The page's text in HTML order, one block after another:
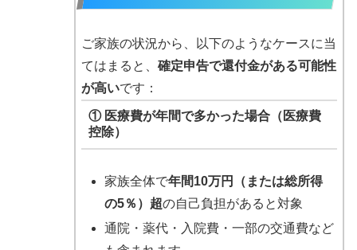
ご家族の状況から、以下のようなケースに当
てはまると、 確定申告で還付金がある可能性
が高いです：
① 医療費が年間で多かった場合（ 医療費
控除）
家族全体で年間10万円（または総所得
の5％）超の自己負担があると対象
通院・薬代・入院費・一部の交通費など